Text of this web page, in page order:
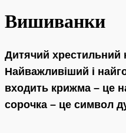
Вишиванки
Дитячий хрестильний
Найважливіший і
входить крижма – це
сорочка – це символ